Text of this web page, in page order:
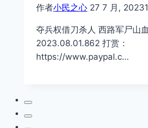
作者小民之心 27 7 月, 2023
夺兵权借刀杀人 西路军尸山
2023.08.01.862 打赏：
https://www.paypal.c…